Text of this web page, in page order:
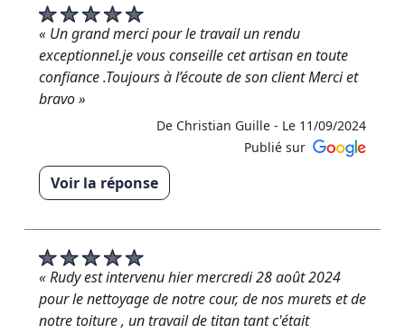
De RM RENOVATION - Le 22/09/2024
« Un grand merci pour le travail un rendu
exceptionnel.je vous conseille cet artisan en toute
confiance .Toujours à l’écoute de son client Merci et
bravo »
De Christian Guille - Le 11/09/2024
Publié sur
Voir la réponse
Nous sommes ravis que vous soyez satisfait de
notre travail. N'hésitez pas à nous recontacter si
besoin. Cordialement, Rudy RM Rénovation »
De RM RENOVATION - Le 13/09/2024
« Rudy est intervenu hier mercredi 28 août 2024
pour le nettoyage de notre cour, de nos murets et de
notre toiture , un travail de titan tant c'était